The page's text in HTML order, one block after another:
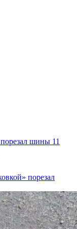
шины 11
порезал